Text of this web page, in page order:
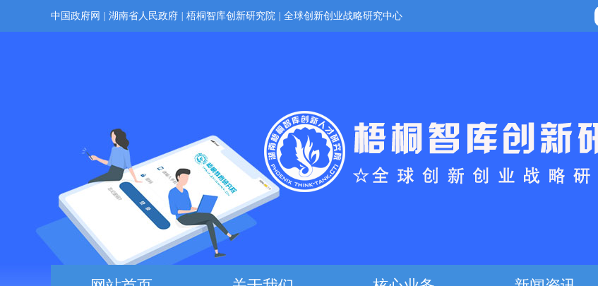
中国政府网 湖南省人民政府 梧桐智库创新研究院 全球创新创业战略研究中心